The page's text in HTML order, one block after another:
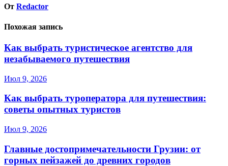
От Redactor
Похожая запись
Как выбрать туристическое агентство для
незабываемого путешествия
Июл 9, 2026
Как выбрать туроператора для путешествия:
советы опытных туристов
Июл 9, 2026
Главные достопримечательности Грузии: от
горных пейзажей до древних городов